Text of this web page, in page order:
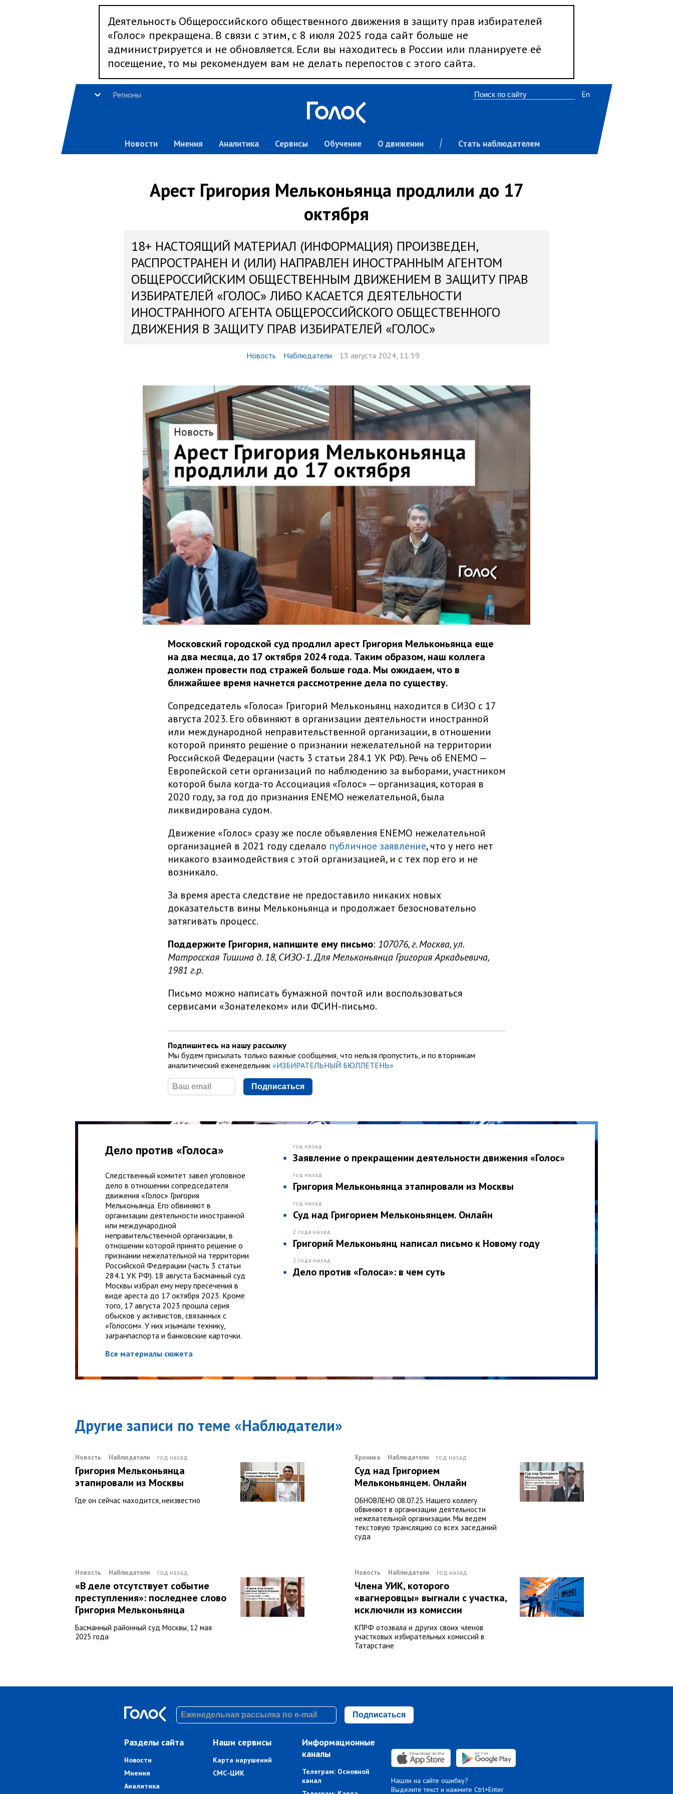
Деятельность Общероссийского общественного движения в защиту прав избирателей
«Голос» прекращена. В связи с этим, с 8 июля 2025 года сайт больше не
администрируется и не обновляется. Если вы находитесь в России или планируете её
посещение, то мы рекомендуем вам не делать перепостов с этого сайта.
Регионы
Новости Мнения Аналитика Сервисы Обучение О движении Стать наблюдателем
En
Арест Григория Мельконьянца продлили до 17
октября
18+ НАСТОЯЩИЙ МАТЕРИАЛ (ИНФОРМАЦИЯ) ПРОИЗВЕДЕН,
РАСПРОСТРАНЕН И (ИЛИ) НАПРАВЛЕН ИНОСТРАННЫМ АГЕНТОМ
ОБЩЕРОССИЙСКИМ ОБЩЕСТВЕННЫМ ДВИЖЕНИЕМ В ЗАЩИТУ ПРАВ
ИЗБИРАТЕЛЕЙ «ГОЛОС» ЛИБО КАСАЕТСЯ ДЕЯТЕЛЬНОСТИ
ИНОСТРАННОГО АГЕНТА ОБЩЕРОССИЙСКОГО ОБЩЕСТВЕННОГО
ДВИЖЕНИЯ В ЗАЩИТУ ПРАВ ИЗБИРАТЕЛЕЙ «ГОЛОС»
Новость Наблюдатели 13 августа 2024, 11:59
Московский городской суд продлил арест Григория Мельконьянца еще
на два месяца, до 17 октября 2024 года. Таким образом, наш коллега
должен провести под стражей больше года. Мы ожидаем, что в
ближайшее время начнется рассмотрение дела по существу.
Сопредседатель «Голоса» Григорий Мельконьянц находится в СИЗО с 17
августа 2023. Его обвиняют в организации деятельности иностранной
или международной неправительственной организации, в отношении
которой принято решение о признании нежелательной на территории
Российской Федерации (часть 3 статьи 284.1 УК РФ). Речь об ENEMO —
Европейской сети организаций по наблюдению за выборами, участником
которой была когда-то Ассоциация «Голос» — организация, которая в
2020 году, за год до признания ENEMO нежелательной, была
ликвидирована судом.
Движение «Голос» сразу же после объявления ENEMO нежелательной
организацией в 2021 году сделало публичное заявление, что у него нет
никакого взаимодействия с этой организацией, и с тех пор его и не
возникало.
За время ареста следствие не предоставило никаких новых
доказательств вины Мельконьянца и продолжает безосновательно
затягивать процесс.
Поддержите Григория, напишите ему письмо: 107076, г. Москва, ул.
Матросская Тишина д. 18, СИЗО-1. Для Мельконьянца Григория Аркадьевича,
1981 г.р.
Письмо можно написать бумажной почтой или воспользоваться
сервисами «Зонателеком» или ФСИН-письмо.
Подпишитесь на нашу рассылку
Мы будем присылать только важные сообщения, что нельзя пропустить, и по вторникам
аналитический еженедельник «ИЗБИРАТЕЛЬНЫЙ БЮЛЛЕТЕНЬ»
Подписаться
Дело против «Голоса»
Следственный комитет завел уголовное
дело в отношении сопредседателя
движения «Голос» Григория
Мельконьянца. Его обвиняют в
организации деятельности иностранной
или международной
неправительственной организации, в
отношении которой принято решение о
признании нежелательной на территории
Российской Федерации (часть 3 статьи
284.1 УК РФ). 18 августа Басманный суд
Москвы избрал ему меру пресечения в
виде ареста до 17 октября 2023. Кроме
того, 17 августа 2023 прошла серия
обысков у активистов, связанных с
«Голосом». У них изымали технику,
загранпаспорта и банковские карточки.
Все материалы сюжета
год назад
Заявление о прекращении деятельности движения «Голос»
год назад
Григория Мельконьянца этапировали из Москвы
год назад
Суд над Григорием Мельконьянцем. Онлайн
2 года назад
Григорий Мельконьянц написал письмо к Новому году
2 года назад
Дело против «Голоса»: в чем суть
Другие записи по теме «Наблюдатели»
Новость Наблюдатели год назад
Григория Мельконьянца
этапировали из Москвы
Где он сейчас находится, неизвестно
Хроника Наблюдатели год назад
Суд над Григорием
Мельконьянцем. Онлайн
ОБНОВЛЕНО 08.07.25. Нашего коллегу
обвиняют в организации деятельности
нежелательной организации. Мы ведем
текстовую трансляцию со всех заседаний
суда
Новость Наблюдатели год назад
«В деле отсутствует событие
преступления»: последнее слово
Григория Мельконьянца
Басманный районный суд Москвы, 12 мая
2025 года
Новость Наблюдатели год назад
Члена УИК, которого
«вагнеровцы» выгнали с участка,
исключили из комиссии
КПРФ отозвала и других своих членов
участковых избирательных комиссий в
Татарстане
Подписаться
Разделы сайта
Новости
Мнения
Аналитика
Наши сервисы
Карта нарушений
СМС-ЦИК
Информационные
каналы
Телеграм: Основной
канал
Нашли на сайте ошибку?
Выделите текст и нажмите Ctrl+Enter